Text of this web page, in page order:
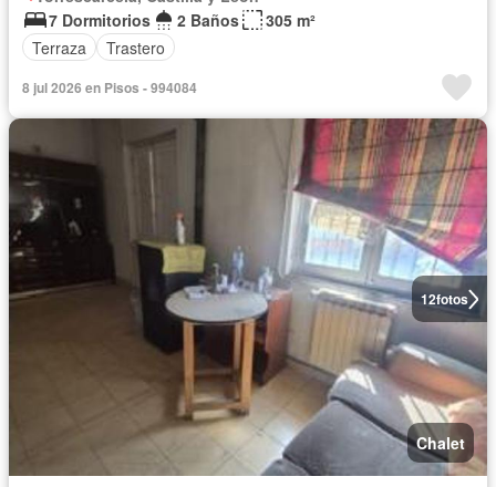
7 Dormitorios
2 Baños
305 m²
Terraza
Trastero
8 jul 2026 en Pisos - 994084
12fotos
Chalet